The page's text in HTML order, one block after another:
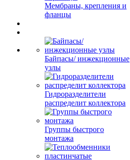
Мембраны, крепления и
фланцы
Байпасы/ инжекционные
узлы
Гидроразделители
распределит коллектора
Группы быстрого
монтажа